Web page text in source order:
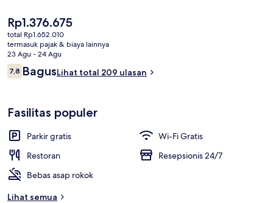
Harga
saat
ini
Rp1.376.675
Rp1.376.675
total Rp1.652.010
termasuk pajak & biaya lainnya
23 Agu - 24 Agu
Ulasan
7,87,8 dari 10
BagusLihat total 209 ulasan
Fasilitas populer
Parkir gratis
Wi-Fi Gratis
Restoran
Resepsionis 24/7
Bebas asap rokok
Lihat semua